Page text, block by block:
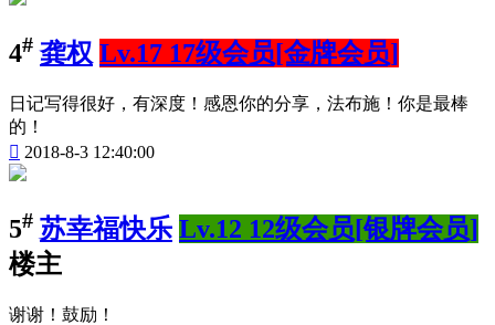
4# 龚权 Lv.17 17级会员[金牌会员]
日记写得很好，有深度！感恩你的分享，法布施！你是最棒
的！
 2018-8-3 12:40:00
5# 苏幸福快乐 Lv.12 12级会员[银牌会员]
楼主
谢谢！鼓励！